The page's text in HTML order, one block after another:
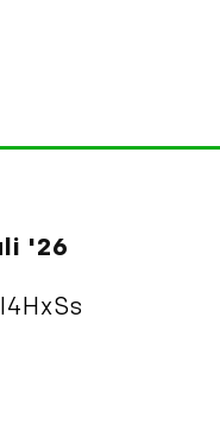
'26